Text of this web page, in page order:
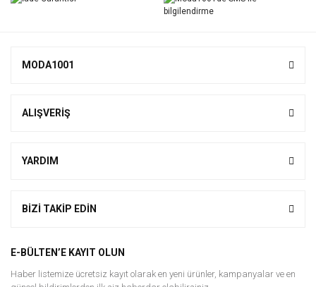
Yorum Yaz
MODA1001
ALIŞVERİŞ
YARDIM
BİZİ TAKİP EDİN
E-BÜLTEN’E KAYIT OLUN
Haber listemize ücretsiz kayıt olarak en yeni ürünler, kampanyalar ve en